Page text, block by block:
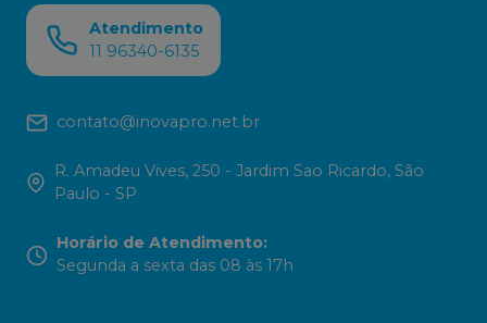
Atendimento
11 96340-6135
contato@inovapro.net.br
R. Amadeu Vives, 250 - Jardim Sao Ricardo, São
Paulo - SP
Horário de Atendimento:
Segunda a sexta das 08 às 17h